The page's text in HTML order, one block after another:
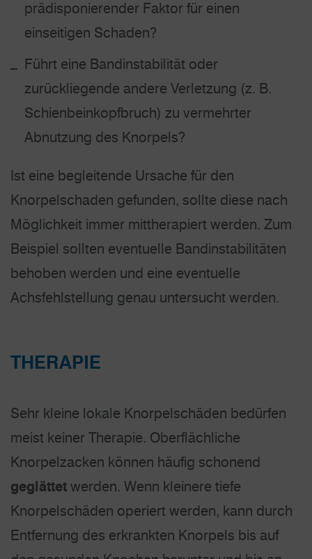
prädisponierender Faktor für einen
einseitigen Schaden?
Führt eine Bandinstabilität oder
zurückliegende andere Verletzung (z. B.
Schienbeinkopfbruch) zu vermehrter
Abnutzung des Knorpels?
Ist eine begleitende Ursache für den
Knorpelschaden gefunden, sollte diese nach
Möglichkeit immer mittherapiert werden. Zum
Beispiel sollten eventuelle Bandinstabilitäten
behoben werden und eine eventuelle
Achsfehlstellung genau untersucht werden.
THERAPIE
Sehr kleine lokale Knorpelschäden bedürfen
meist keiner Therapie. Oberflächliche
Knorpelzacken können häufig schonend
geglättet werden. Wenn kleinere tiefe
Knorpelschäden operiert werden, kann durch
Entfernung des erkrankten Knorpels bis auf